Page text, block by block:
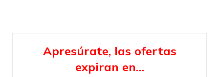
Apresúrate, las ofertas
expiran en…